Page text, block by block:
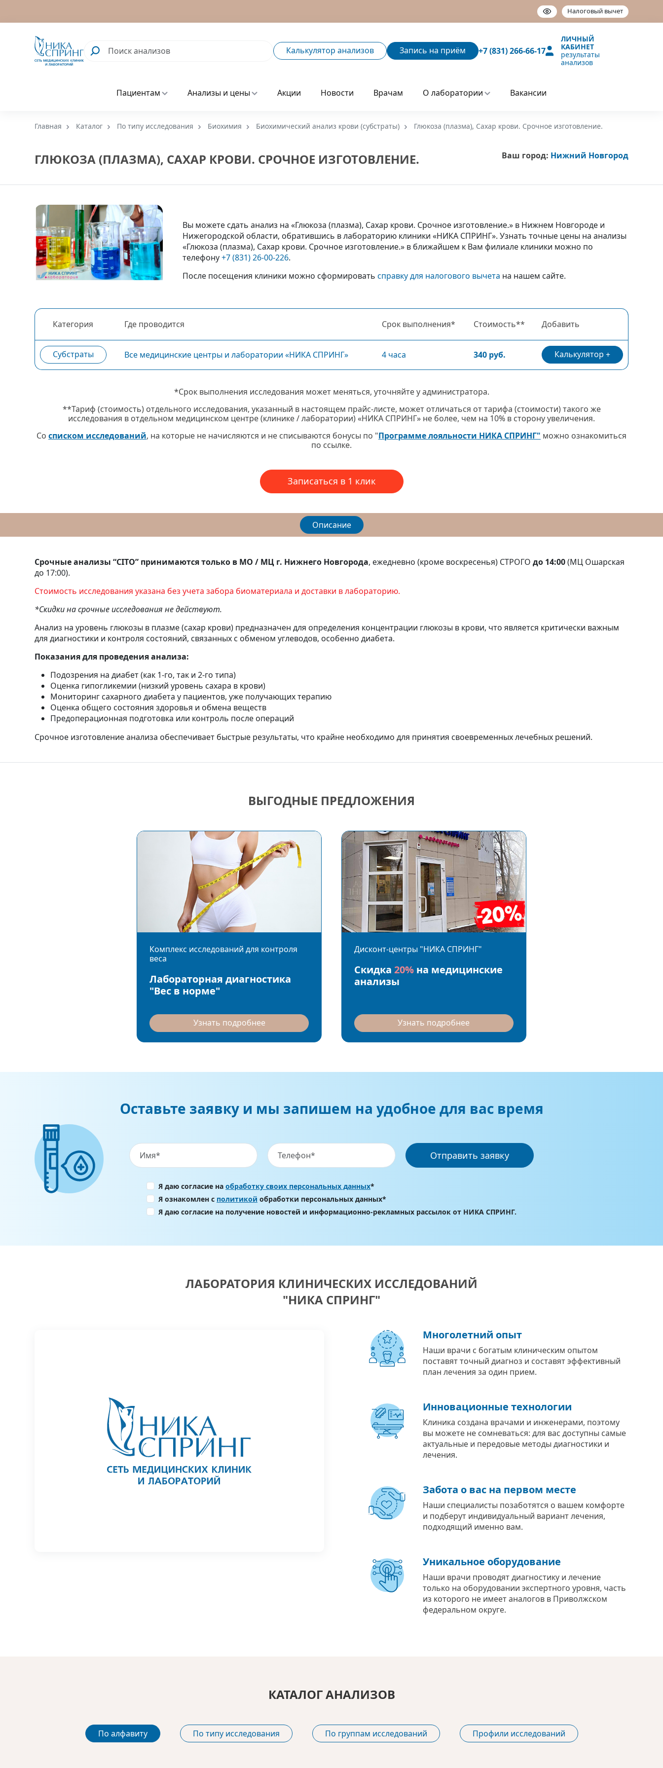
Налоговый вычет
Калькулятор анализов Запись на приём +7 (831) 266-66-17
ЛИЧНЫЙ
КАБИНЕТ
результаты
анализов
Пациентам Анализы и цены Акции Новости Врачам О лаборатории Вакансии
Главная Каталог По типу исследования Биохимия Биохимический анализ крови (субстраты) Глюкоза (плазма), Сахар крови. Срочное изготовление.
ГЛЮКОЗА (ПЛАЗМА), САХАР КРОВИ. СРОЧНОЕ ИЗГОТОВЛЕНИЕ. Ваш город: Нижний Новгород
Вы можете сдать анализ на «Глюкоза (плазма), Сахар крови. Срочное изготовление.» в Нижнем Новгороде и
Нижегородской области, обратившись в лабораторию клиники «НИКА СПРИНГ». Узнать точные цены на анализы
«Глюкоза (плазма), Сахар крови. Срочное изготовление.» в ближайшем к Вам филиале клиники можно по
телефону+7 (831) 26-00-226.
После посещения клиники можно сформировать справку для налогового вычета на нашем сайте.
Категория Где проводится Срок выполнения* Стоимость** Добавить
Субстраты Все медицинские центры и лаборатории «НИКА СПРИНГ» 4 часа 340 руб. Калькулятор
*Срок выполнения исследования может меняться, уточняйте у администратора.
**Тариф (стоимость) отдельного исследования, указанный в настоящем прайс-листе, может отличаться от тарифа (стоимости) такого же
исследования в отдельном медицинском центре (клинике / лаборатории) «НИКА СПРИНГ» не более, чем на 10% в сторону увеличения.
Со списком исследований, на которые не начисляются и не списываются бонусы по "Программе лояльности НИКА СПРИНГ" можно ознакомиться
по ссылке.
Записаться в 1 клик
Описание
Срочные анализы “CITO” принимаются только в МО / МЦ г. Нижнего Новгорода, ежедневно (кроме воскресенья) СТРОГО до 14:00(МЦ Ошарская
до 17:00).
Стоимость исследования указана без учета забора биоматериала и доставки в лабораторию.
*Скидки на срочные исследования не действуют.
Анализ на уровень глюкозы в плазме (сахар крови) предназначен для определения концентрации глюкозы в крови, что является критически важным
для диагностики и контроля состояний, связанных с обменом углеводов, особенно диабета.
Показания для проведения анализа:
Подозрения на диабет (как 1-го, так и 2-го типа)
Оценка гипогликемии (низкий уровень сахара в крови)
Мониторинг сахарного диабета у пациентов, уже получающих терапию
Оценка общего состояния здоровья и обмена веществ
Предоперационная подготовка или контроль после операций
Срочное изготовление анализа обеспечивает быстрые результаты, что крайне необходимо для принятия своевременных лечебных решений.
ВЫГОДНЫЕ ПРЕДЛОЖЕНИЯ
Комплекс исследований для контроля
веса
Лабораторная диагностика
"Вес в норме"
Узнать подробнее
Дисконт-центры "НИКА СПРИНГ"
Скидка 20% на медицинские
анализы
Узнать подробнее
Оставьте заявку и мы запишем на удобное для вас время
Отправить заявку
Я даю согласие на обработку своих персональных данных*
Я ознакомлен с политикой обработки персональных данных*
Я даю согласие на получение новостей и информационно-рекламных рассылок от НИКА СПРИНГ.
ЛАБОРАТОРИЯ КЛИНИЧЕСКИХ ИССЛЕДОВАНИЙ
"НИКА СПРИНГ"
Многолетний опыт
Наши врачи с богатым клиническим опытом
поставят точный диагноз и составят эффективный
план лечения за один прием.
Инновационные технологии
Клиника создана врачами и инженерами, поэтому
вы можете не сомневаться: для вас доступны самые
актуальные и передовые методы диагностики и
лечения.
Забота о вас на первом месте
Наши специалисты позаботятся о вашем комфорте
и подберут индивидуальный вариант лечения,
подходящий именно вам.
Уникальное оборудование
Наши врачи проводят диагностику и лечение
только на оборудовании экспертного уровня, часть
из которого не имеет аналогов в Приволжском
федеральном округе.
КАТАЛОГ АНАЛИЗОВ
По алфавиту По типу исследования По группам исследований Профили исследований